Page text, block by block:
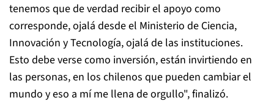
tenemos que de verdad recibir el apoyo como
corresponde, ojalá desde el Ministerio de Ciencia,
Innovación y Tecnología, ojalá de las instituciones.
Esto debe verse como inversión, están invirtiendo en
las personas, en los chilenos que pueden cambiar el
mundo y eso a mí me llena de orgullo", finalizó.